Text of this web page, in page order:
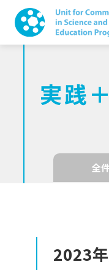
実践
全
2023